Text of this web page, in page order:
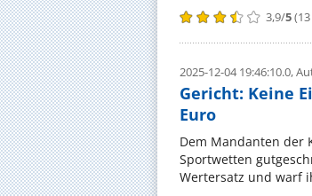
3,9/5(13
2025-12-04 19:46:10.0,
Gericht: Keine
Euro
Dem Mandanten der
Sportwetten
Wertersatz und warf